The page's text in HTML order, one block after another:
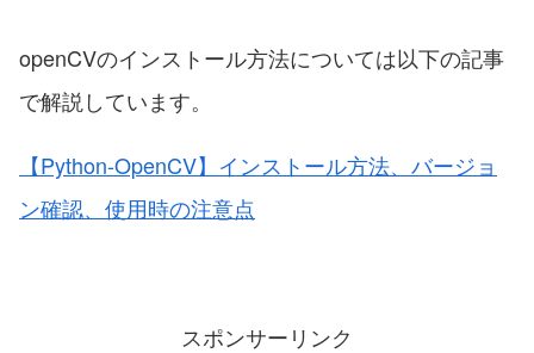
openCVのインストール方法については以下の記事
で解説しています。
【Python-OpenCV】インストール方法、バージョ
ン確認、使用時の注意点
スポンサーリンク